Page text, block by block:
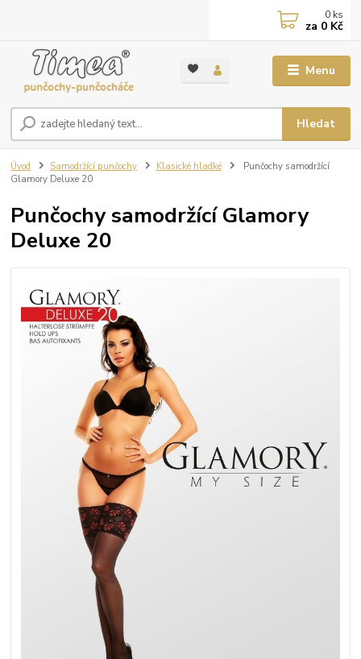
Menu
Hledat
0 ks
za 0 Kč
Úvod Samodržící punčochy Klasické hladké
Punčochy samodržící
Glamory Deluxe 20
Punčochy samodržící Glamory
Deluxe 20